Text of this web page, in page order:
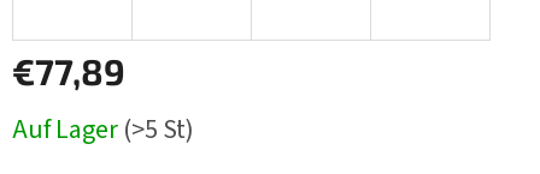
€77,89
Auf Lager(>5 St)